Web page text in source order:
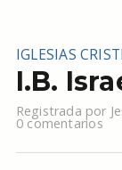
IGLESIAS
I.B.
Registrada por
0 comentarios